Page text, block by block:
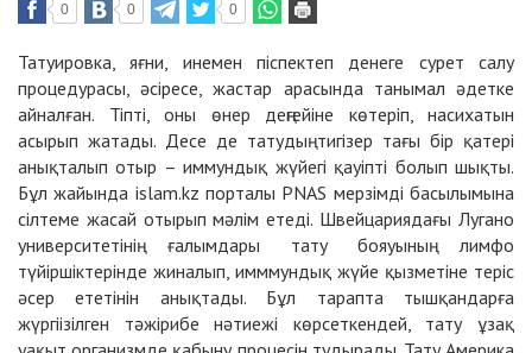
0 0 0
Татуировка, яғни, инемен піспектеп денеге сурет салу
процедурасы, әсіресе, жастар арасында танымал әдетке
айналған. Тіпті, оны өнер деңгейіне көтеріп, насихатын
асырып жатады. Десе де татудың тигізер тағы бір қатері
анықталып отыр – иммундық жүйегі қауіпті болып шықты.
Бұл жайында islam.kz порталы PNAS мерзімді басылымына
сілтеме жасай отырып мәлім етеді. Швейцариядағы Лугано
университетінің ғалымдары тату бояуының лимфо
түйіршіктерінде жиналып, имммундық жүйе қызметіне теріс
әсер ететінін анықтады. Бұл тарапта тышқандарға
жүргіізілген тәжірибе нәтиежі көрсеткендей, тату ұзақ